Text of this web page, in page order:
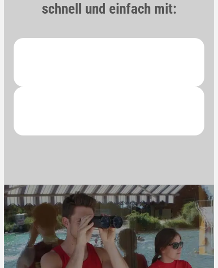
schnell und einfach mit: